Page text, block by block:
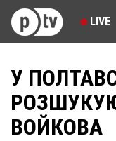
LIVE
У
ВОЙКОВА